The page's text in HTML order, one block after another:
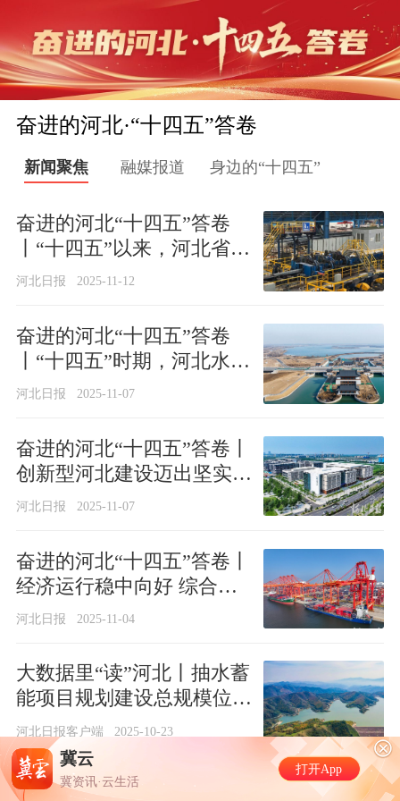
奋进的河北·“十四五”答卷
新闻聚焦 融媒报道 身边的“十四五”
奋进的河北“十四五”答卷
丨“十四五”以来，河北省国
资委监管企业科技创新取得
河北日报 2025-11-12
奋进的河北“十四五”答卷
丨“十四五”时期，河北水利
建设投资创新高
河北日报 2025-11-07
奋进的河北“十四五”答卷丨
创新型河北建设迈出坚实步
伐
河北日报 2025-11-07
奋进的河北“十四五”答卷丨
经济运行稳中向好 综合实
力跨越提升
河北日报 2025-11-04
大数据里“读”河北丨抽水蓄
能项目规划建设总规模位居
全国第一
河北日报客户端 2025-10-23
奋进的河北·“十四五”答卷丨
冀云
冀资讯·云生活
浙江上海等地将
豚”最强风雨华南
打开App